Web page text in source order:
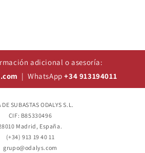
adicional o asesoría:
| WhatsApp+34 913194011
DE SUBASTAS ODALYS S.L.
CIF: B85330496
Madrid, España.
(+34) 913 19 40 11
grupo@odalys.com